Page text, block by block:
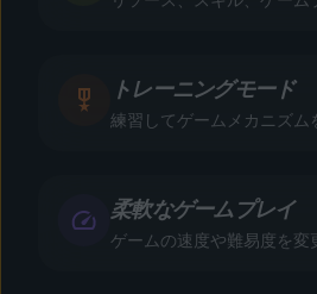
トレーニングモード
練習してゲームメカニズム
柔軟なゲームプレイ
ゲームの速度や難易度を変